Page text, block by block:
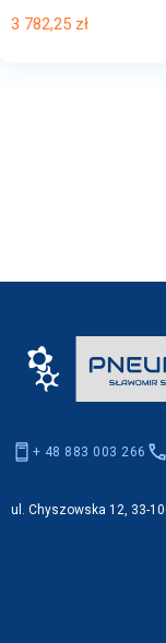
3 782,25 zł
+ 48 883 003 266
ul. Chyszowska 12, 33-